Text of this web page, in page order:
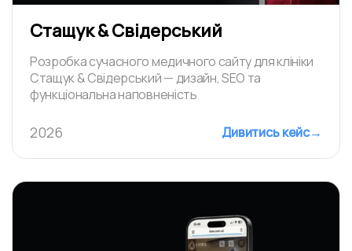
Стащук & Свідерський
Розробка сучасного медичного сайту для клініки
Стащук & Свідерський — дизайн, SEO та
функціональна наповненість
2026 Дивитись кейс→